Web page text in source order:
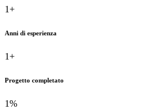
1+
Anni di esperienza
1+
Progetto completato
1%